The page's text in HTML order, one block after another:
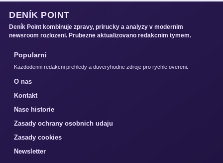
DENÍK POINT
Deník Point kombinuje zpravy, prirucky a analyzy v modernim
newsroom rozlozeni. Prubezne aktualizovano redakcnim tymem.
Popularni
Kazdodenni redakcni prehledy a duveryhodne zdroje pro rychle overeni.
O nas
Kontakt
Nase historie
Zasady ochrany osobnich udaju
Zasady cookies
Newsletter